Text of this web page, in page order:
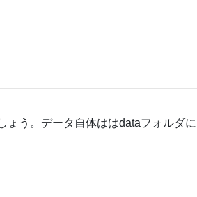
ょう。データ自体ははdataフォルダに